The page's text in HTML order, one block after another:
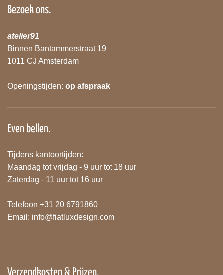
Bezoek ons.
atelier91
Binnen Bantammerstraat 19
1011 CJ Amsterdam
Openingstijden: op afspraak
Even bellen.
Tijdens kantoortijden:
Maandag tot vrijdag - 9 uur tot 18 uur
Zaterdag - 11 uur tot 16 uur
Telefoon +31 20 6791860
Email: info@fiatluxdesign.com
Verzendkosten & Prijzen.